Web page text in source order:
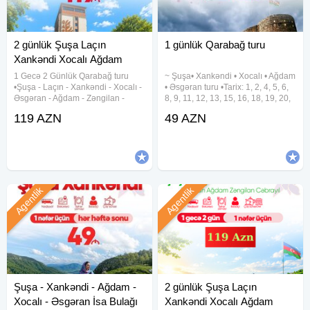
2 günlük Şuşa Laçın
Xankəndi Xocalı Ağdam
Zəngilan
1 Gecə 2 Günlük Qarabağ turu
•Şuşa - Laçın - Xankəndi - Xocalı -
Əsgəran - Ağdam - Zəngilan -
25-26, 29-30 İyul Növbəti ay: 1-2,
119 AZN
1 günlük Qarabağ turu
~ Şuşa• Xankəndi • Xocalı • Ağdam
• Əsgəran turu •Tarix: 1, 2, 4, 5, 6,
8, 9, 11, 12, 13, 15, 16, 18, 19, 20,
•Qiymət: Ekonom paket: 49 azn
49 AZN
Şuşa - Xankəndi - Ağdam -
Xocalı - Əsgəran İsa Bulağı
Agentlik
2 günlük Şuşa Laçın
Xankəndi Xocalı Ağdam
Agentlik